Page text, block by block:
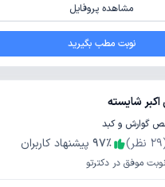
مشاهده پروفایل
نوبت مطب بگیرید
اکبر شایسته
گوارش و کبد
29 نظر) 97٪
پیشنهاد کاربران
نوبت موفق در دکترتو